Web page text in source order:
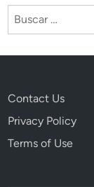
Buscar:
Contact Us
Privacy Policy
Terms of Use